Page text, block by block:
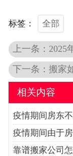
标签： 全部
相关内容
疫情期间房东
疫情期间由于
靠谱搬家公司